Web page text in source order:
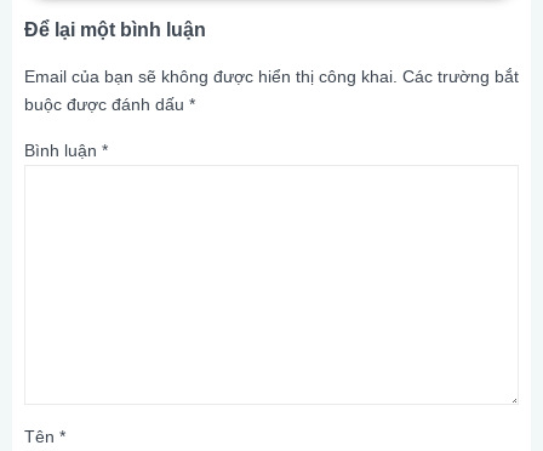
Để lại một bình luận
Email của bạn sẽ không được hiển thị công khai. Các trường bắt
buộc được đánh dấu *
Bình luận *
Tên *